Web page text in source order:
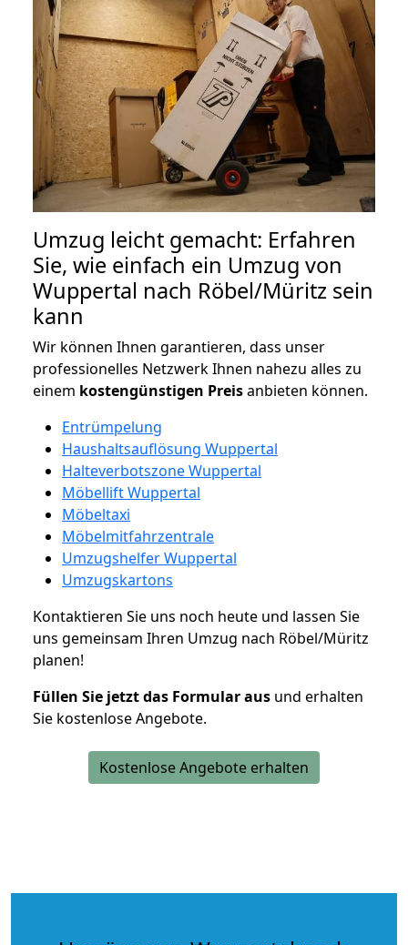
Umzug leicht gemacht: Erfahren
Sie, wie einfach ein Umzug von
Wuppertal nach Röbel/Müritz sein
kann
Wir können Ihnen garantieren, dass unser
professionelles Netzwerk Ihnen nahezu alles zu
einem kostengünstigen Preisanbieten können.
Entrümpelung
Haushaltsauflösung Wuppertal
Halteverbotszone Wuppertal
Möbellift Wuppertal
Möbeltaxi
Möbelmitfahrzentrale
Umzugshelfer Wuppertal
Umzugskartons
Kontaktieren Sie uns noch heute und lassen Sie
uns gemeinsam Ihren Umzug nach Röbel/Müritz
planen!
Füllen Sie jetzt das Formular aus und erhalten
Sie kostenlose Angebote.
Kostenlose Angebote erhalten